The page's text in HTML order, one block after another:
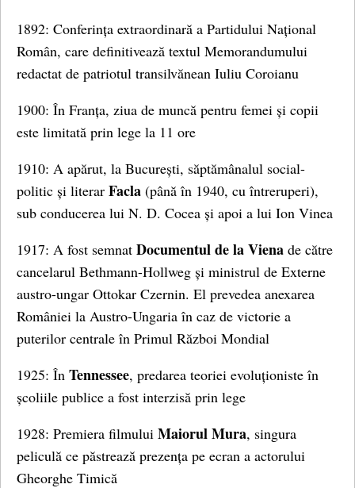
1892: Conferința extraordinară a Partidului Național
Român, care definitivează textul Memorandumului
redactat de patriotul transilvănean Iuliu Coroianu
1900: În Franța, ziua de muncă pentru femei și copii
este limitată prin lege la 11 ore
1910: A apărut, la București, săptămânalul social-
politic și literar Facla (până în 1940, cu întreruperi),
sub conducerea lui N. D. Cocea și apoi a lui Ion Vinea
1917: A fost semnat Documentul de la Viena de către
cancelarul Bethmann-Hollweg și ministrul de Externe
austro-ungar Ottokar Czernin. El prevedea anexarea
României la Austro-Ungaria în caz de victorie a
puterilor centrale în Primul Război Mondial
1925: În Tennessee, predarea teoriei evoluționiste în
școliile publice a fost interzisă prin lege
1928: Premiera filmului Maiorul Mura, singura
peliculă ce păstrează prezența pe ecran a actorului
Gheorghe Timică